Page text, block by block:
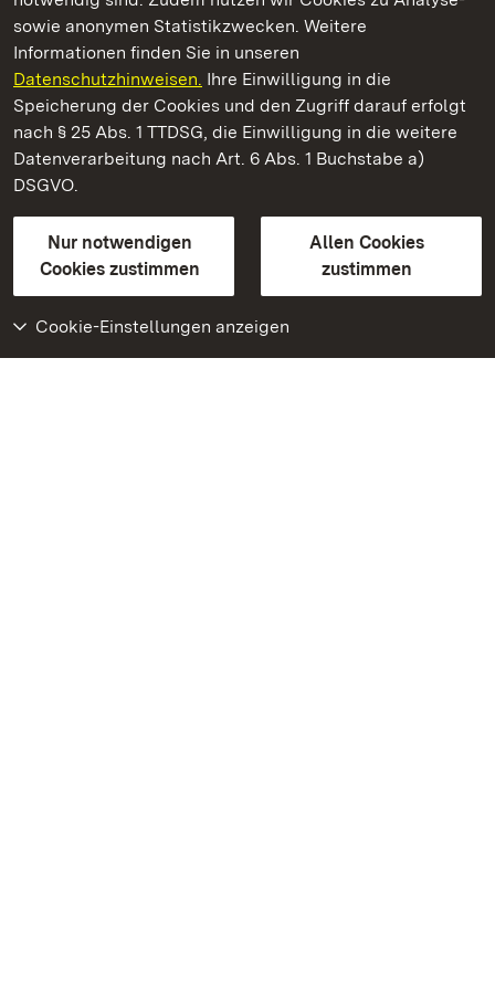
sowie anonymen Statistikzwecken. Weitere
Informationen finden Sie in unseren
Datenschutzhinweisen. Ihre Einwilligung in die
Speicherung der Cookies und den Zugriff darauf erfolgt
nach § 25 Abs. 1 TTDSG, die Einwilligung in die weitere
Datenverarbeitung nach Art. 6 Abs. 1 Buchstabe a)
DSGVO.
Nur notwendigen
Cookies zustimmen
Allen Cookies
zustimmen
Cookie-Einstellungen anzeigen
Schloss und Schlossgarten Schwetzingen
Staatliche Schlösser und Gärten Baden-Württemberg
Kontakt
GebärdenspracheLeichte Sprache
Erklärung zur Barrierefreiheit
BITV-konform (geprüfte Seiten)
Weiteres